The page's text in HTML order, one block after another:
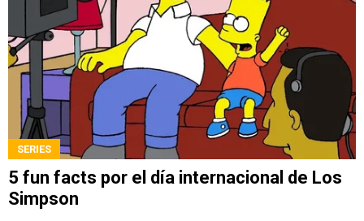
SERIES
5 fun facts por el día internacional de Los
Simpson